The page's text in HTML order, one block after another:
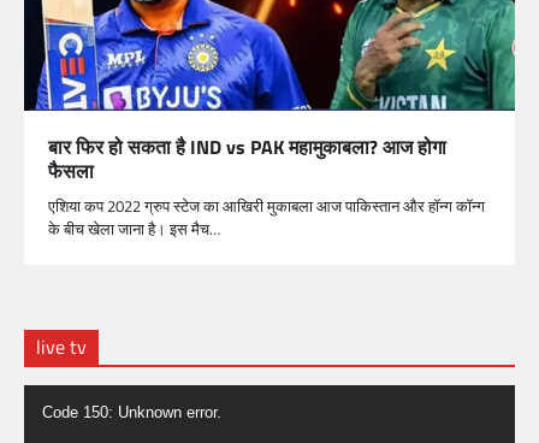
बार फिर हो सकता है IND vs PAK महामुकाबला? आज होगा
फैसला
एशिया कप 2022 ग्रुप स्टेज का आखिरी मुकाबला आज पाकिस्तान और हॉन्ग कॉन्ग
के बीच खेला जाना है। इस मैच…
live tv
Video
Player
Code 150: Unknown error.